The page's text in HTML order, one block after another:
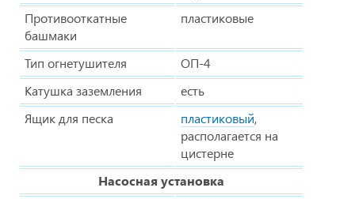
Противооткатные
башмаки
пластиковые
Тип огнетушителя
ОП-4
Катушка заземления
есть
Ящик для песка
пластиковый,
располагается на
цистерне
Насосная установка